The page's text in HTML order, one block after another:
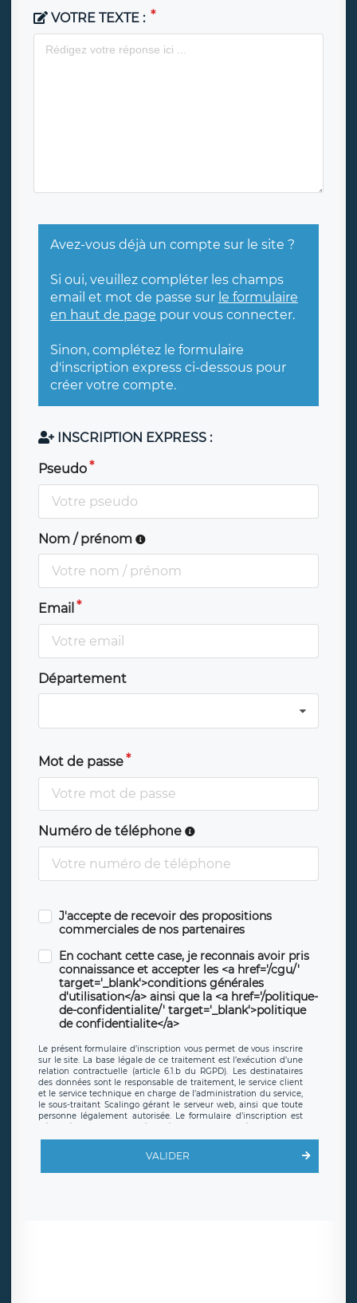
VOTRE TEXTE :
Avez-vous déjà un compte sur le site ?
Si oui, veuillez compléter les champs
email et mot de passe sur le formulaire
en haut de page pour vous connecter.
Sinon, complétez le formulaire
d'inscription express ci-dessous pour
créer votre compte.
INSCRIPTION EXPRESS :
Pseudo
Nom / prénom
Email
Département
Mot de passe
Numéro de téléphone
J'accepte de recevoir des propositions
commerciales de nos partenaires
En cochant cette case, je reconnais avoir pris
connaissance et accepter les <a href='/cgu/'
target='_blank'>conditions générales
d'utilisation</a> ainsi que la <a href='/politique-
de-confidentialite/' target='_blank'>politique
de confidentialite</a>
Le présent formulaire d’inscription vous permet de vous inscrire
sur le site. La base légale de ce traitement est l’exécution d’une
relation contractuelle (article 6.1.b du RGPD). Les destinataires
des données sont le responsable de traitement, le service client
et le service technique en charge de l’administration du service,
le sous-traitant Scalingo gérant le serveur web, ainsi que toute
personne légalement autorisée. Le formulaire d’inscription est
hébergé sur un serveur hébergé par Scalingo, basé en France et
offrant desclauses de protection conformes au RGPD. Les
en sollicite la suppression, étant entendu que vous pouvez
demander la suppression de vos données et retirer votre
VALIDER